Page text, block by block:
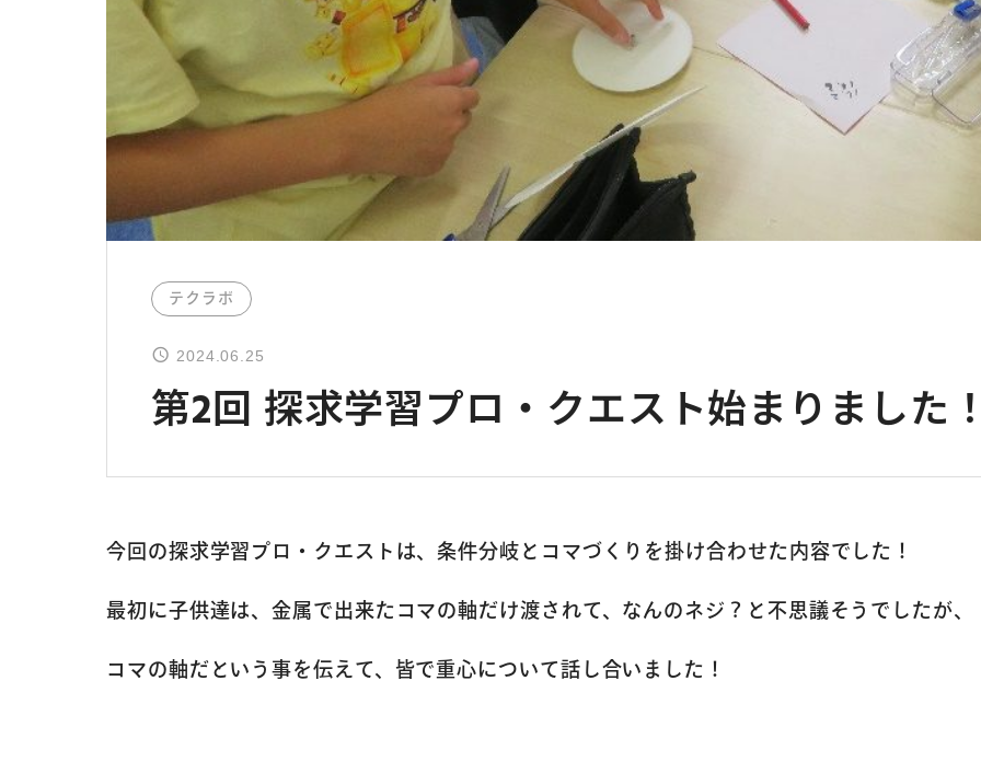
テクラボ
2024.06.25
第2回 探求学習プロ・クエスト始まりました
今回の探求学習プロ・クエストは、条件分岐とコマづくりを掛け合わせた内容でした！
最初に子供達は、金属で出来たコマの軸だけ渡されて、なんのネジ？と不思議そうでしたが、
コマの軸だという事を伝えて、皆で重心について話し合いました！